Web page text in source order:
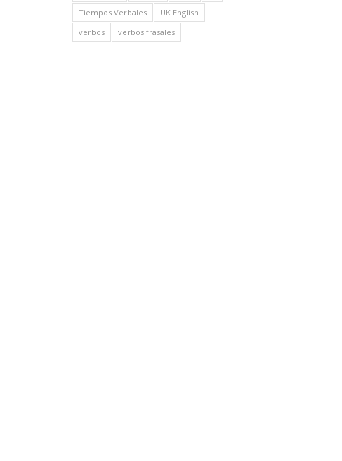
Tiempos Verbales
UK English
verbos
verbos frasales